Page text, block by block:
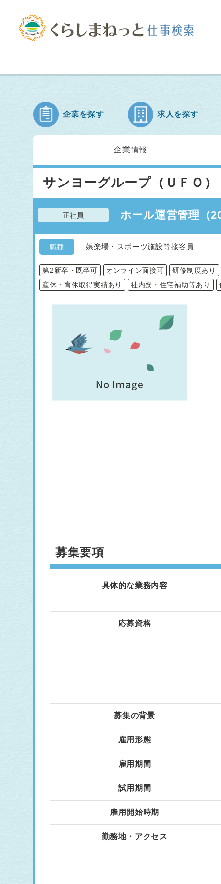
企業を探す 求人を探す
企業情報
サンヨーグループ（ＵＦＯ）
正社員 ホール運営管理（
職種 娯楽場・スポーツ施設等接客員
第2新卒・既卒可 オンライン面接可
研修制度あり
産休・育休取得実績あり
社内寮・住宅補助等あり
募集要項
具体的な業務内容
応募資格
募集の背景
雇用形態
雇用期間
試用期間
雇用開始時期
勤務地・アクセス